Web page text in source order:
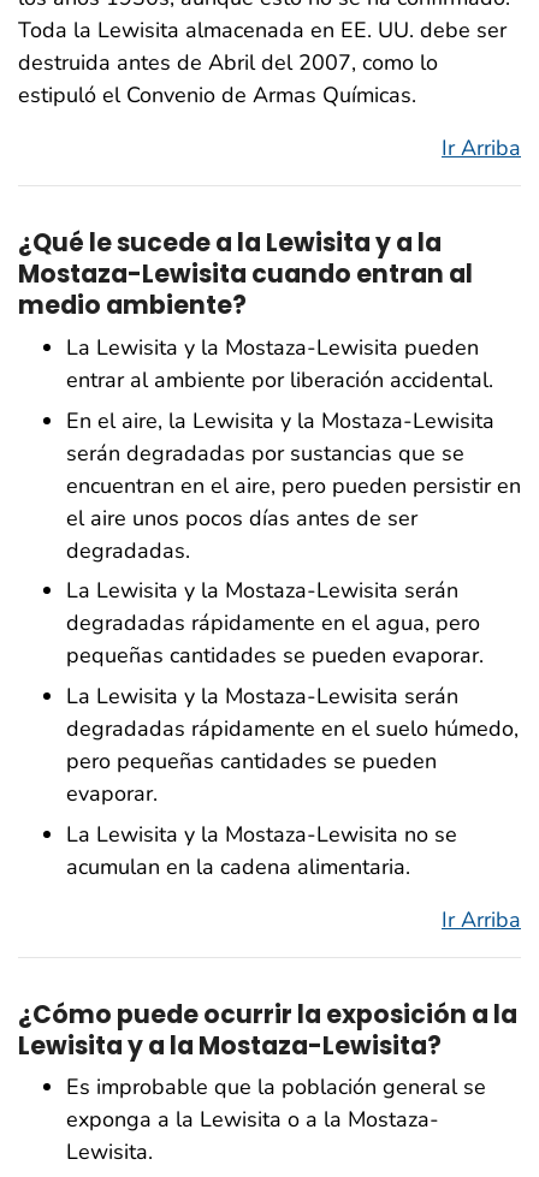
Toda la Lewisita almacenada en EE. UU. debe ser
destruida antes de Abril del 2007, como lo
estipuló el Convenio de Armas Químicas.
Ir Arriba
¿Qué le sucede a la Lewisita y a la
Mostaza-Lewisita cuando entran al
medio ambiente?
La Lewisita y la Mostaza-Lewisita pueden
entrar al ambiente por liberación accidental.
En el aire, la Lewisita y la Mostaza-Lewisita
serán degradadas por sustancias que se
encuentran en el aire, pero pueden persistir en
el aire unos pocos días antes de ser
degradadas.
La Lewisita y la Mostaza-Lewisita serán
degradadas rápidamente en el agua, pero
pequeñas cantidades se pueden evaporar.
La Lewisita y la Mostaza-Lewisita serán
degradadas rápidamente en el suelo húmedo,
pero pequeñas cantidades se pueden
evaporar.
La Lewisita y la Mostaza-Lewisita no se
acumulan en la cadena alimentaria.
Ir Arriba
¿Cómo puede ocurrir la exposición a la
Lewisita y a la Mostaza-Lewisita?
Es improbable que la población general se
exponga a la Lewisita o a la Mostaza-
Lewisita.